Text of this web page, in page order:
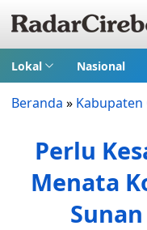
Lokal Nasional
Beranda » Kabupaten
Perlu
Menata